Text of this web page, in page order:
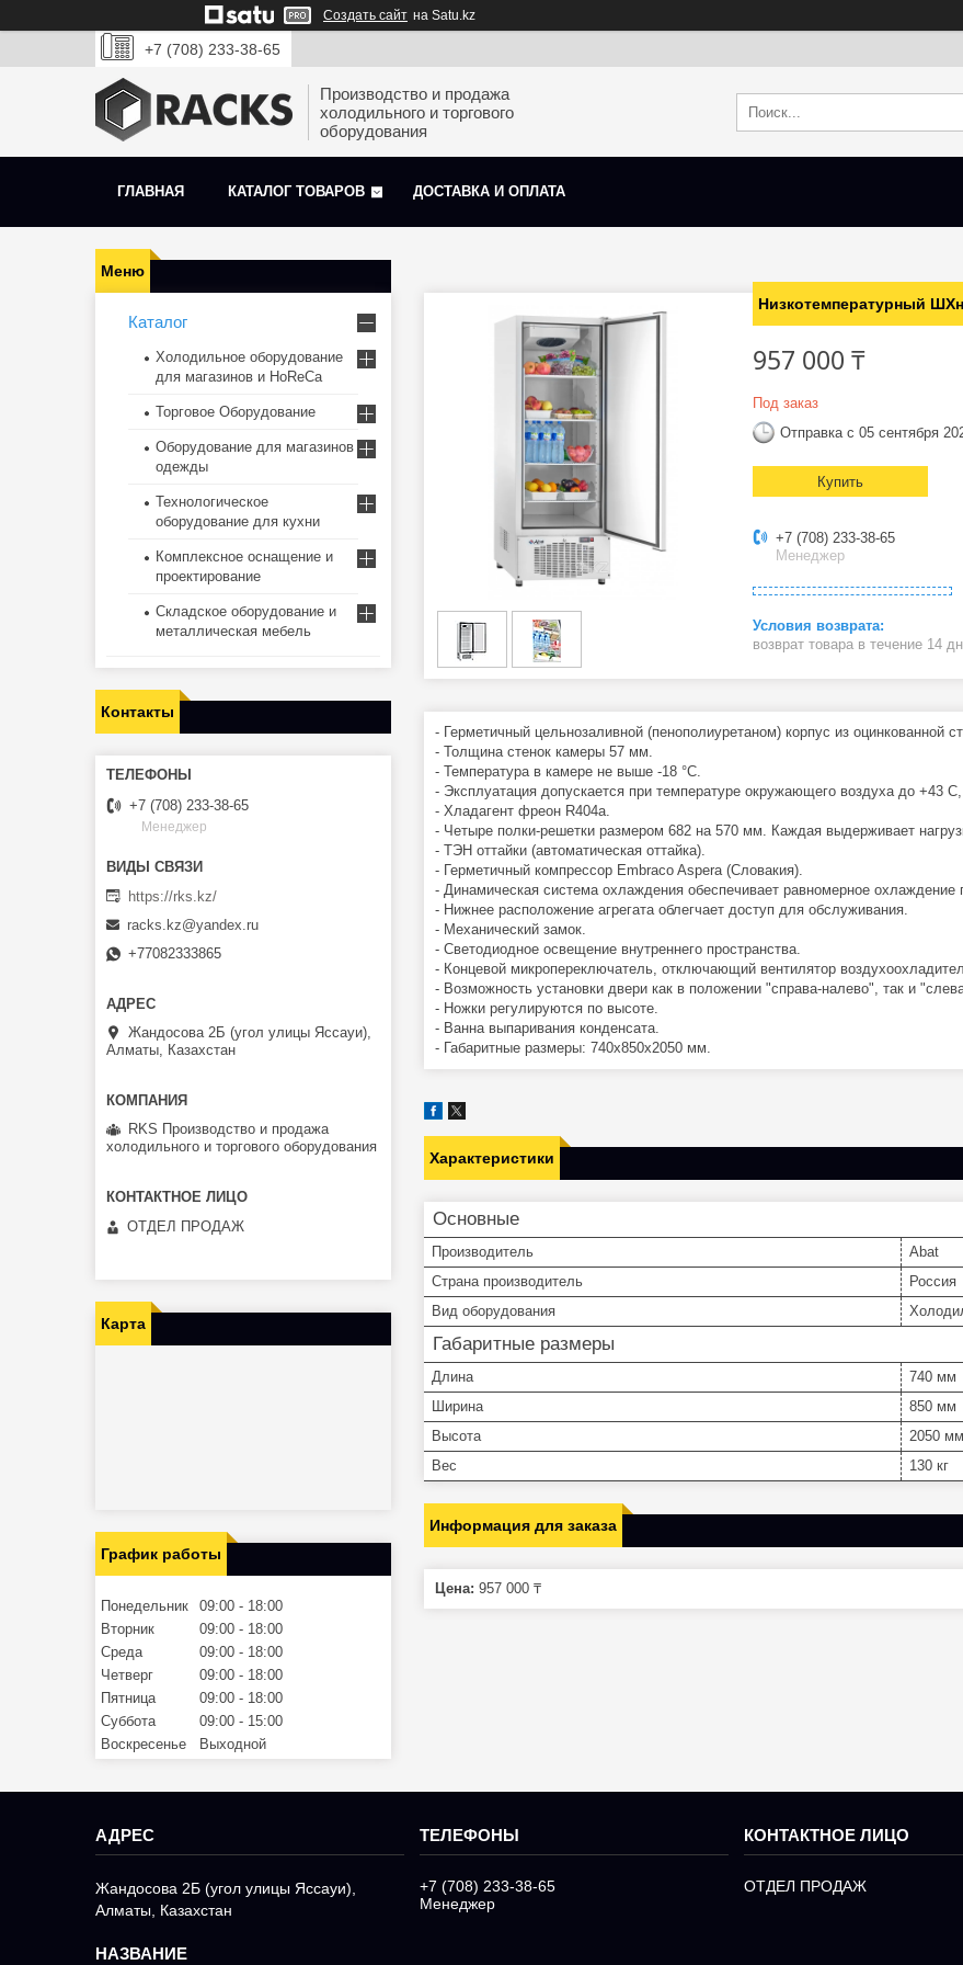
Создать сайт на Satu.kz
+7 (708) 233-38-65
Производство и продажа
холодильного и торгового
оборудования
ГЛАВНАЯ КАТАЛОГ ТОВАРОВ ДОСТАВКА И ОПЛАТА
Низкотемпературный
957 000 ₸
Под заказ
Отправка с 05 сентября
Купить
+7 (708) 233-38-65
Менеджер
возврат товара в течение 14
- Герметичный цельнозаливной (пенополиуретаном) корпус из оцинкованной
- Толщина стенок камеры 57 мм.
- Температура в камере не выше -18 °С.
- Эксплуатация допускается при температуре окружающего воздуха до +43
- Хладагент фреон R404а.
- Четыре полки-решетки размером 682 на 570 мм. Каждая выдерживает
- ТЭН оттайки (автоматическая оттайка).
- Герметичный компрессор Embraco Aspera (Словакия).
- Динамическая система охлаждения обеспечивает равномерное охлаждение
- Нижнее расположение агрегата облегчает доступ для обслуживания.
- Механический замок.
- Светодиодное освещение внутреннего пространства.
- Концевой микропереключатель, отключающий вентилятор
- Возможность установки двери как в положении "справа-налево", так и
- Ножки регулируются по высоте.
- Ванна выпаривания конденсата.
- Габаритные размеры: 740x850x2050 мм.
Характеристики
Основные
Производитель
Abat
Страна производитель
Россия
Вид оборудования
Габаритные размеры
Длина
740 мм
Ширина
850 мм
Высота
2050 мм
Вес
130 кг
Информация для заказа
Цена: 957 000 ₸
Каталог
Холодильное оборудование
для магазинов и HoReCa
Торговое Оборудование
Оборудование для магазинов
одежды
Технологическое
оборудование для кухни
Комплексное оснащение и
проектирование
Складское оборудование и
металлическая мебель
Контакты
+7 (708) 233-38-65
Менеджер
https://rks.kz/
racks.kz@yandex.ru
+77082333865
Жандосова 2Б (угол улицы Яссауи),
Алматы, Казахстан
RKS Производство и продажа
холодильного и торгового оборудования
ОТДЕЛ ПРОДАЖ
Карта
График работы
Понедельник 09:00
18:00
Вторник
09:00
18:00
Среда
09:00
18:00
Четверг
09:00
18:00
Пятница
09:00
18:00
Суббота
09:00
15:00
Воскресенье
Выходной
Жандосова 2Б (угол улицы Яссауи),
Алматы, Казахстан
+7 (708) 233-38-65
Менеджер
ОТДЕЛ ПРОДАЖ